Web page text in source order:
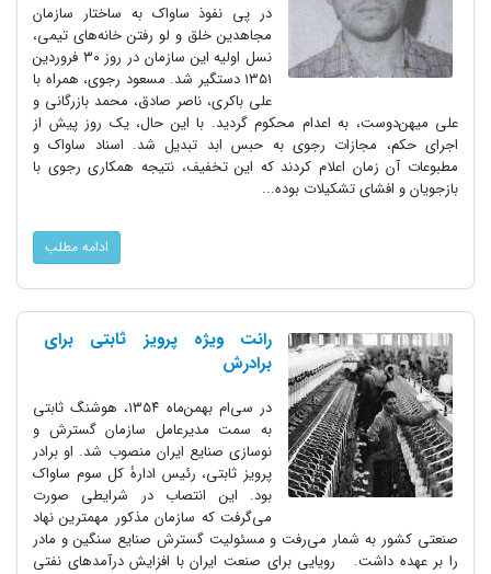
در پی نفوذ ساواک به ساختار سازمان
مجاهدین خلق و لو رفتن خانه‌های تیمی،
نسل اولیه این سازمان در روز ۳۰ فروردین
۱۳۵۱ دستگیر شد. مسعود رجوی، همراه با
علی باکری، ناصر صادق، محمد بازرگانی و
علی میهن‌دوست، به اعدام محکوم گردید. با این حال، یک روز پیش از
اجرای حکم، مجازات رجوی به حبس ابد تبدیل شد. اسناد ساواک و
مطبوعات آن زمان اعلام کردند که این تخفیف، نتیجه همکاری رجوی با
بازجویان و افشای تشکیلات بوده...
ادامه مطلب
رانت ویژه پرویز ثابتی برای
برادرش
در سی‌ام بهمن‌ماه ۱۳۵۴، هوشنگ ثابتی
به سمت مدیرعامل سازمان گسترش و
نوسازی صنایع ایران منصوب شد. او برادر
پرویز ثابتی، رئیس ادارهٔ کل سوم ساواک
بود. این انتصاب در شرایطی صورت
می‌گرفت که سازمان مذکور مهمترین نهاد
صنعتی کشور به شمار می‌رفت و مسئولیت گسترش صنایع سنگین و مادر
را بر عهده داشت. رویایی برای صنعت ایران با افزایش درآمدهای نفتی